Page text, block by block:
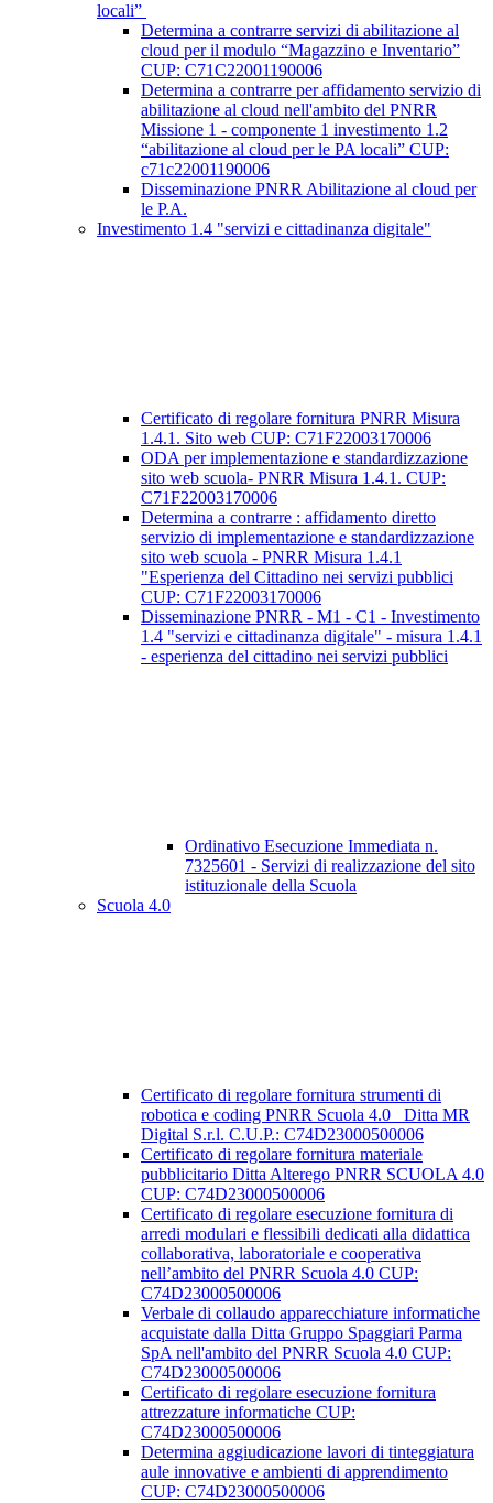
locali”
Determina a contrarre servizi di abilitazione al
cloud per il modulo “Magazzino e Inventario”
CUP: C71C22001190006
Determina a contrarre per affidamento servizio di
abilitazione al cloud nell'ambito del PNRR
Missione 1 - componente 1 investimento 1.2
“abilitazione al cloud per le PA locali” CUP:
c71c22001190006
Disseminazione PNRR Abilitazione al cloud per
le P.A.
Investimento 1.4 "servizi e cittadinanza digitale"
Certificato di regolare fornitura PNRR Misura
1.4.1. Sito web CUP: C71F22003170006
ODA per implementazione e standardizzazione
sito web scuola- PNRR Misura 1.4.1. CUP:
C71F22003170006
Determina a contrarre : affidamento diretto
servizio di implementazione e standardizzazione
sito web scuola - PNRR Misura 1.4.1
"Esperienza del Cittadino nei servizi pubblici
CUP: C71F22003170006
Disseminazione PNRR - M1 - C1 - Investimento
1.4 "servizi e cittadinanza digitale" - misura 1.4.1
- esperienza del cittadino nei servizi pubblici
Ordinativo Esecuzione Immediata n.
7325601 - Servizi di realizzazione del sito
istituzionale della Scuola
Scuola 4.0
Certificato di regolare fornitura strumenti di
robotica e coding PNRR Scuola 4.0 _Ditta MR
Digital S.r.l. C.U.P.: C74D23000500006
Certificato di regolare fornitura materiale
pubblicitario Ditta Alterego PNRR SCUOLA 4.0
CUP: C74D23000500006
Certificato di regolare esecuzione fornitura di
arredi modulari e flessibili dedicati alla didattica
collaborativa, laboratoriale e cooperativa
nell’ambito del PNRR Scuola 4.0 CUP:
C74D23000500006
Verbale di collaudo apparecchiature informatiche
acquistate dalla Ditta Gruppo Spaggiari Parma
SpA nell'ambito del PNRR Scuola 4.0 CUP:
C74D23000500006
Certificato di regolare esecuzione fornitura
attrezzature informatiche CUP:
C74D23000500006
Determina aggiudicazione lavori di tinteggiatura
aule innovative e ambienti di apprendimento
CUP: C74D23000500006